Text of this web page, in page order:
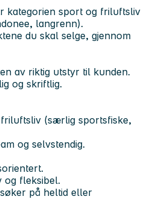
kategorien sport og friluftsliv
langrenn).
du skal selge, gjennom
av riktig utstyr til kunden.
og skriftlig.
(særlig sportsfiske,
og selvstendig.
og fleksibel.
på heltid eller